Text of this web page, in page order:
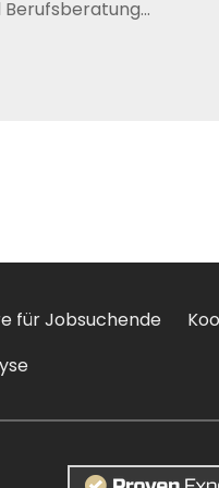
für Jobsuchende